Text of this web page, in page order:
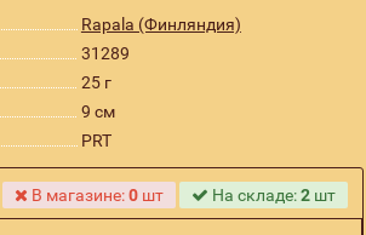
Rapala (Финляндия)
31289
25 г
9 см
PRT
В магазине:0 шт На складе:2 шт